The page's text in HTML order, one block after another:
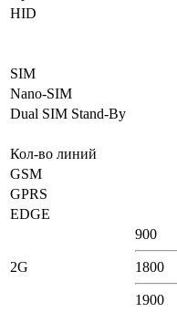
HID
SIM
Nano-SIM
Dual SIM Stand-By
Кол-во линий
GSM
GPRS
EDGE
2G
900
1800
1900